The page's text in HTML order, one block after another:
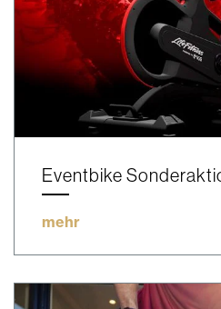
Eventbike
mehr